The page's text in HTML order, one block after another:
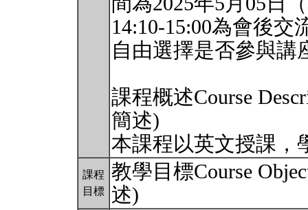
14:10-15:00為會後
自由選擇是否參與講
課程概述Course
簡述)
本課程以英文授課，
課程
目標
教學目標Course
述)